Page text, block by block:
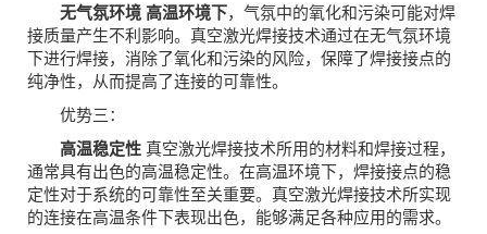
无气氛环境 高温环境下，气氛中的氧化和污染可能对焊
接质量产生不利影响。真空激光焊接技术通过在无气氛环境
下进行焊接，消除了氧化和污染的风险，保障了焊接接点的
纯净性，从而提高了连接的可靠性。
优势三：
高温稳定性 真空激光焊接技术所用的材料和焊接过程，
通常具有出色的高温稳定性。在高温环境下，焊接接点的稳
定性对于系统的可靠性至关重要。真空激光焊接技术所实现
的连接在高温条件下表现出色，能够满足各种应用的需求。